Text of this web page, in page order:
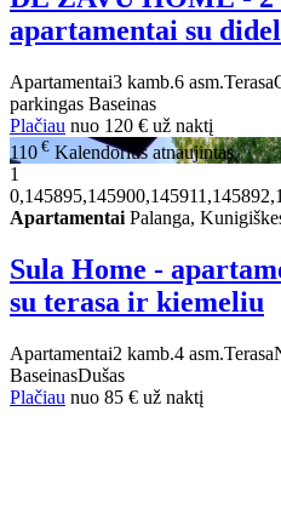
apartamentai su
Apartamentai3 kamb.6 asm.Terasa
parkingas Baseinas
Plačiau nuo 120 € už naktį
110 € Kalendorius atnaujintas
1
Apartamentai Palanga,
Sula Home -
su terasa ir kiemeliu
Apartamentai2 kamb.4 asm.Terasa
BaseinasDušas
Plačiau nuo 85 € už naktį